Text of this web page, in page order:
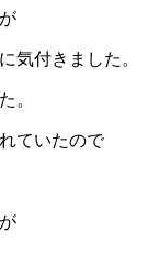
気付きました。
。
ていたので